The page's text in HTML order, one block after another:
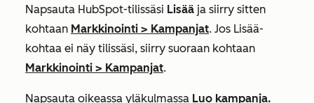
Napsauta HubSpot-tilissäsi Lisää ja siirry sitten
kohtaan Markkinointi > Kampanjat. Jos Lisää-
kohtaa ei näy tilissäsi, siirry suoraan kohtaan
Markkinointi > Kampanjat.
Napsauta oikeassa yläkulmassa Luo kampanja.